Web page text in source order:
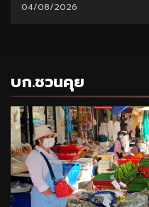
04/08/2026
บก.ชวนคุย